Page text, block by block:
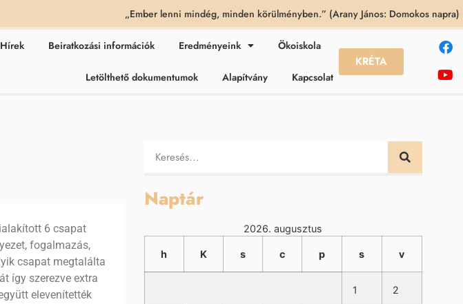
„Ember lenni mindég, minden körülményben.” (Arany János: Domokos napra)
Hírek Beiratkozási információk Eredményeink Ökoiskola
Letölthető dokumentumok Alapítvány Kapcsolat
KRÉTA
6 csapat
fogalmazás,
csapat megtalálta
így szerezve extra
elevenítették
Naptár
2026. augusztus
h K s c p s v
1 2